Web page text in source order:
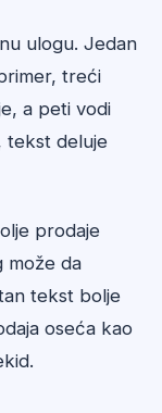
ulogu. Jedan
treći
a peti vodi
tekst deluje
prodaje
može da
tekst bolje
oseća kao